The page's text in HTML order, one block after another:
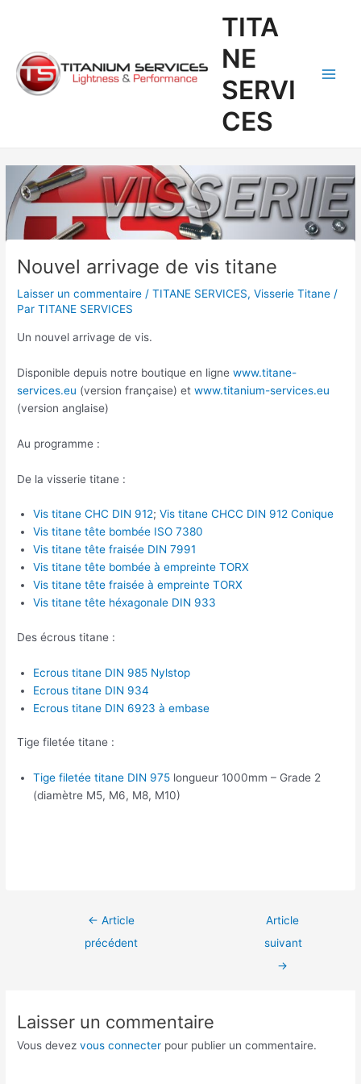
TITA
NE
SERVI
CES
Nouvel arrivage de vis titane
Laisser un commentaire /TITANE SERVICES,Visserie Titane /
ParTITANE SERVICES
Un nouvel arrivage de vis.
Disponible depuis notre boutique en lignewww.titane-
services.eu (version française) etwww.titanium-services.eu
(version anglaise)
Au programme :
De la visserie titane :
Vis titane CHC DIN 912;Vis titane CHCC DIN 912 Conique
Vis titane tête bombée ISO 7380
Vis titane tête fraisée DIN 7991
Vis titane tête bombée à empreinte TORX
Vis titane tête fraisée à empreinte TORX
Vis titane tête héxagonale DIN 933
Des écrous titane :
Ecrous titane DIN 985 Nylstop
Ecrous titane DIN 934
Ecrous titane DIN 6923 à embase
Tige filetée titane :
Tige filetée titane DIN 975 longueur 1000mm – Grade 2
(diamètre M5, M6, M8, M10)
← Article
précédent
Article
suivant
→
Laisser un commentaire
Vous devezvous connecter pour publier un commentaire.